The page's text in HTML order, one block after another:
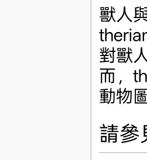
獸人
對獸
而，
動物
請參